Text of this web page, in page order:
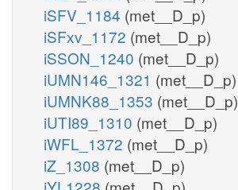
iSFV_1184 (met__D_p)
iSFxv_1172 (met__D_p)
iSSON_1240 (met__D_p)
iUMN146_1321 (met__D_p)
iUMNK88_1353 (met__D_p)
iUTI89_1310 (met__D_p)
iWFL_1372 (met__D_p)
iZ_1308 (met__D_p)